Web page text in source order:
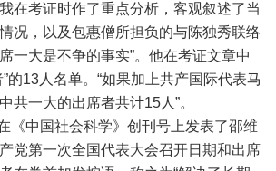
在考证时作了重点分析，客观叙述了当
况，以及包惠僧所担负的与陈独秀联络
一大是不争的事实”。他在考证文章中
的13人名单。“如果加上共产国际代表马
共一大的出席者共计15人”。
中国社会科学》创刊号上发表了邵维
党第一次全国代表大会召开日期和出席